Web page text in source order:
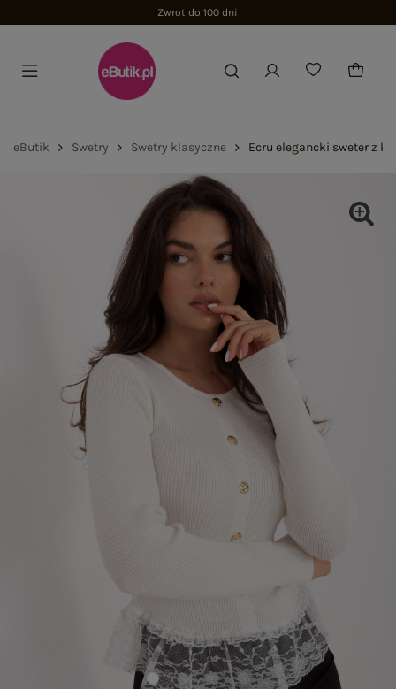
Zwrot do 100 dni
eButik Swetry Swetry klasyczne Ecru elegancki sweter z